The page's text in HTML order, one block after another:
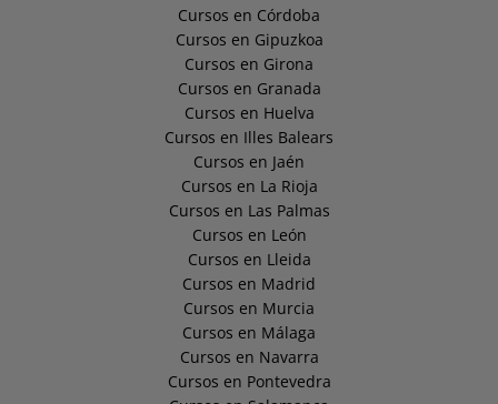
Cursos en Córdoba
Cursos en Gipuzkoa
Cursos en Girona
Cursos en Granada
Cursos en Huelva
Cursos en Illes Balears
Cursos en Jaén
Cursos en La Rioja
Cursos en Las Palmas
Cursos en León
Cursos en Lleida
Cursos en Madrid
Cursos en Murcia
Cursos en Málaga
Cursos en Navarra
Cursos en Pontevedra